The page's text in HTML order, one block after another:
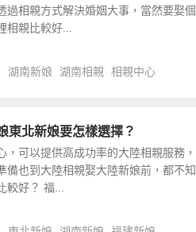
過相親方式解決婚姻大事，當然要娶
相親比較好...
湖南新娘 湖南相親 相親中心
東北新娘要怎樣選擇？
，可以提供高成功率的大陸相親服務
備也到大陸相親娶大陸新娘前，都不
較好？ 福...